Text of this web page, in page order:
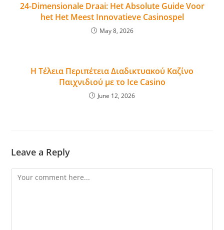
24-Dimensionale Draai: Het Absolute Guide Voor
het Het Meest Innovatieve Casinospel
May 8, 2026
Η Τέλεια Περιπέτεια Διαδικτυακού Καζίνο
Παιχνιδιού με το Ice Casino
June 12, 2026
Leave a Reply